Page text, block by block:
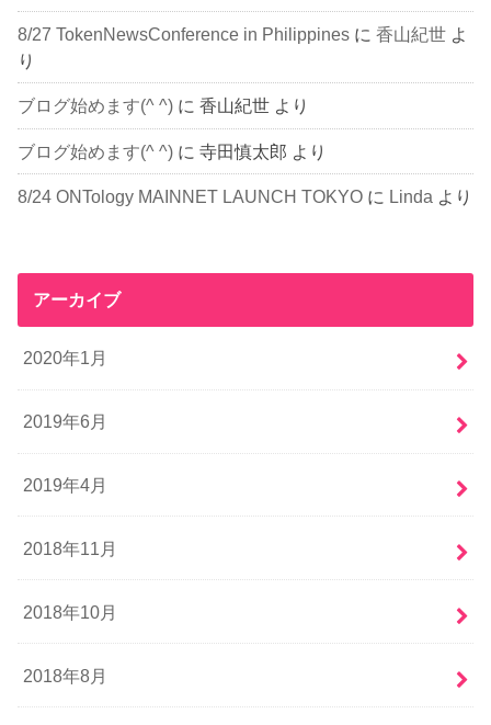
8/27 TokenNewsConference in Philippines に香山紀世 よ
り
ブログ始めます(^ ^) に香山紀世 より
ブログ始めます(^ ^) に寺田慎太郎 より
8/24 ONTology MAINNET LAUNCH TOKYO に Linda より
アーカイブ
2020年1月
2019年6月
2019年4月
2018年11月
2018年10月
2018年8月